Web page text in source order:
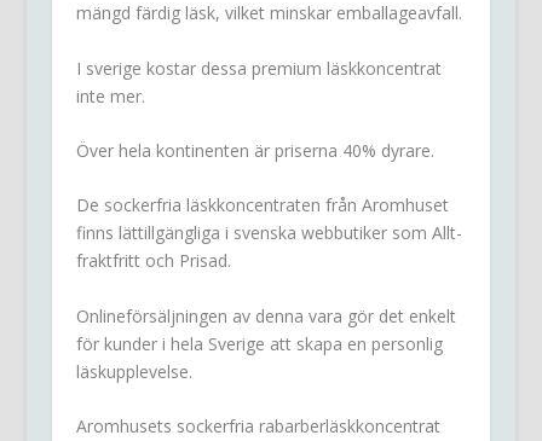
mängd färdig läsk, vilket minskar emballageavfall.
I sverige kostar dessa premium läskkoncentrat
inte mer.
Över hela kontinenten är priserna 40% dyrare.
De sockerfria läskkoncentraten från Aromhuset
finns lättillgängliga i svenska webbutiker som Allt-
fraktfritt och Prisad.
Onlineförsäljningen av denna vara gör det enkelt
för kunder i hela Sverige att skapa en personlig
läskupplevelse.
Aromhusets sockerfria rabarberläskkoncentrat